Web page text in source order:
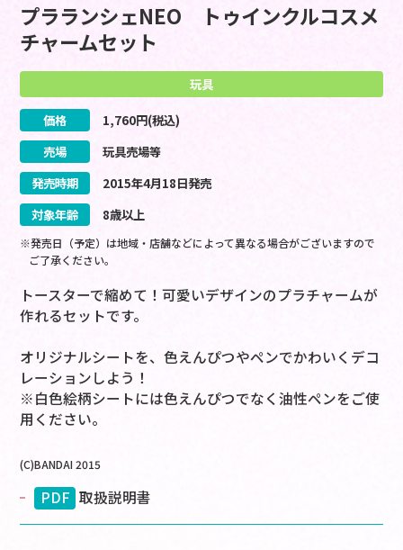
プラランシェNEO トゥインクルコスメ
チャームセット
玩具
価格 1,760円(税込)
売場
玩具売場等
発売時期
2015年4月18日発売
対象年齢
8歳以上
※発売日（予定）は地域・店舗などによって異なる場合がございますので
ご了承ください。
トースターで縮めて！可愛いデザインのプラチャームが
作れるセットです。
オリジナルシートを、色えんぴつやペンでかわいくデコ
レーションしよう！
※白色絵柄シートには色えんぴつでなく油性ペンをご使
用ください。
(C)BANDAI 2015
PDF 取扱説明書